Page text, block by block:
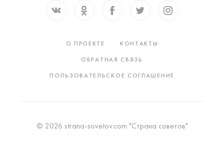
О ПРОЕКТЕ
КОНТАКТЫ
ОБРАТНАЯ СВЯЗЬ
ПОЛЬЗОВАТЕЛЬСКОЕ СОГЛАШЕНИЕ
© 2026 strana-sovetov.com "Страна советов"